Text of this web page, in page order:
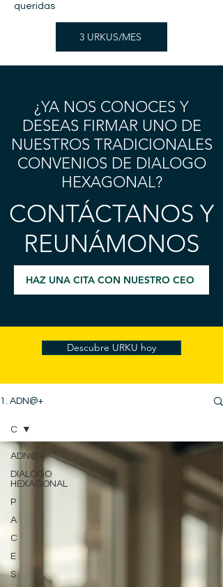
queridas
3 URKUS/MES
¿YA NOS CONOCES Y
DESEAS FIRMAR UNO DE
NUESTROS TRADICIONALES
CONVENIOS DE DIALOGO
HEXAGONAL?
CONTÁCTANOS Y
REUNÁMONOS
HAZ UNA CITA CON NUESTRO CEO
Descubre URKU hoy
1. ADN@+
ADN@+
DIALOGO
HEXAGONAL
P
A
C
E
S
C